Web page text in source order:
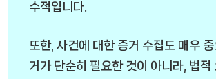
수적입니다.
또한, 사건에 대한 증거 수집도 매우
거가 단순히 필요한 것이 아니라, 법적